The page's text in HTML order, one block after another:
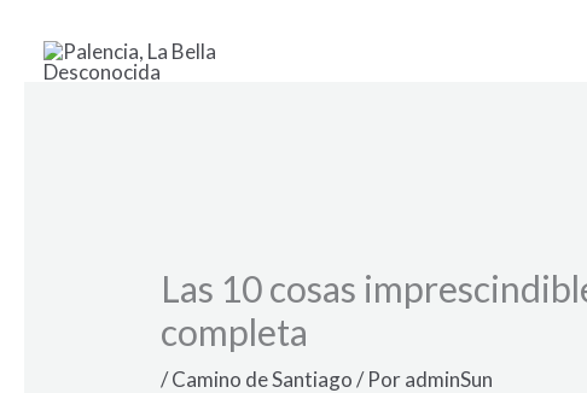
contenido
Las 10 cosas
completa
/Camino de Santiago/ PoradminSun